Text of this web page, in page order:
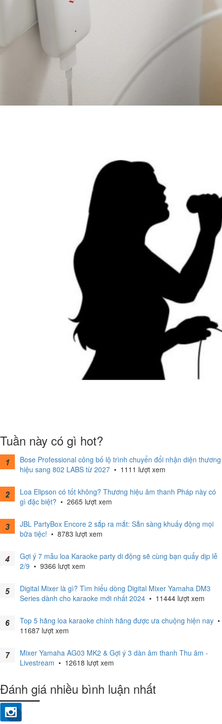
Tuần này có gì hot?
Bose Professional công bố lộ trình chuyển đổi nhận diện thương
hiệu sang 802 LABS từ 2027 • 1111 lượt xem
Loa Elipson có tốt không? Thương hiệu âm thanh Pháp này có
gì đặc biệt? • 2665 lượt xem
JBL PartyBox Encore 2 sắp ra mắt: Sẵn sàng khuấy động mọi
bữa tiệc! • 8783 lượt xem
Gợi ý 7 mẫu loa Karaoke party di động sẽ cùng bạn quẩy dịp lễ
2/9 • 9366 lượt xem
Digital Mixer là gì? Tìm hiểu dòng Digital Mixer Yamaha DM3
Series dành cho karaoke mới nhất 2024 • 11444 lượt xem
Top 5 hãng loa karaoke chính hãng được ưa chuộng hiện nay •
11687 lượt xem
Mixer Yamaha AG03 MK2 & Gợi ý 3 dàn âm thanh Thu âm -
Livestream • 12618 lượt xem
Đánh giá nhiều bình luận nhất